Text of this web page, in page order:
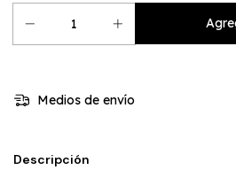
Medios de envío
Descripción